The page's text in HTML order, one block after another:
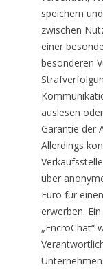
speichern
zwischen
einer
besonderen
auslesen
Garantie der
Allerdings
über
Euro für
erwerben.
„EncroChat“